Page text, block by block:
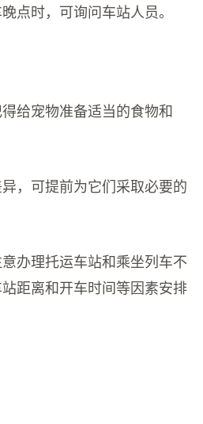
点时，可询问车站人员。
给宠物准备适当的食物和
，可提前为它们采取必要的
办理托运车站和乘坐列车不
距离和开车时间等因素安排